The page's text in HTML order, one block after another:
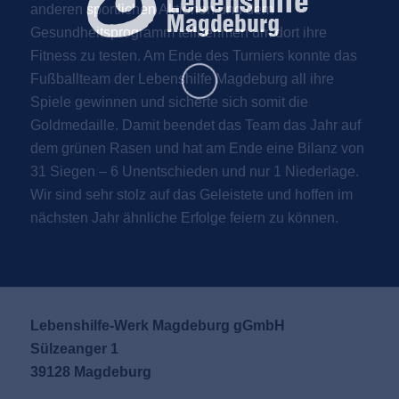
anderen sportlichen Aktionen und dem
Gesundheitsprogramm teilnehmen um dort ihre
Fitness zu testen. Am Ende des Turniers konnte das
Fußballteam der Lebenshilfe Magdeburg all ihre
Spiele gewinnen und sicherte sich somit die
Goldmedaille. Damit beendet das Team das Jahr auf
dem grünen Rasen und hat am Ende eine Bilanz von
31 Siegen – 6 Unentschieden und nur 1 Niederlage.
Wir sind sehr stolz auf das Geleistete und hoffen im
nächsten Jahr ähnliche Erfolge feiern zu können.
Lebenshilfe-Werk Magdeburg gGmbH
Sülzeanger 1
39128 Magdeburg